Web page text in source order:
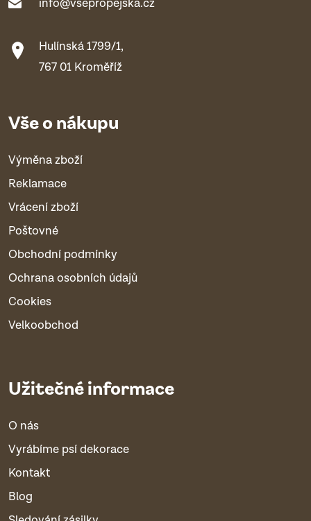
info@vsepropejska.cz
Hulínská 1799/1,
767 01 Kroměříž
Vše o nákupu
Výměna zboží
Reklamace
Vrácení zboží
Poštovné
Obchodní podmínky
Ochrana osobních údajů
Cookies
Velkoobchod
Užitečné informace
O nás
Vyrábíme psí dekorace
Kontakt
Blog